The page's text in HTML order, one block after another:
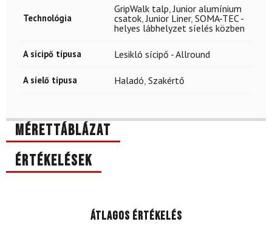
Technológia
GripWalk talp ,Junior alumínium
csatok ,Junior Liner, SOMA-TEC -
helyes lábhelyzet síelés közben
A sícipő típusa Lesikló sícipő - Allround
A síelő típusa Haladó Szakértő
Mérettáblázat
Értékelések
Átlagos értékelés